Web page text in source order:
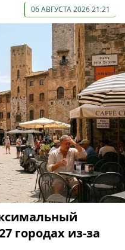
06 АВГУСТА 2026 21:21
городах из-за